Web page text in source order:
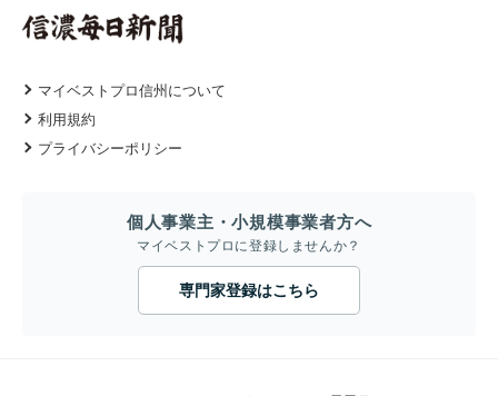
マイベストプロ信州について
利用規約
プライバシーポリシー
個人事業主・小規模事業者方へ
マイベストプロに登録しませんか？
専門家登録はこちら